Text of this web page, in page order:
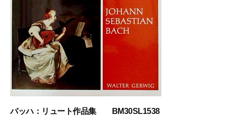
バッハ：リュート作品集 BM30SL1538